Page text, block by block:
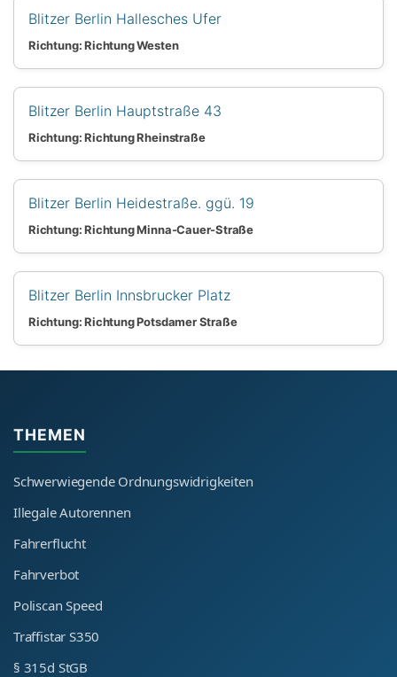
Blitzer Berlin Hallesches Ufer
Richtung: Richtung Westen
Blitzer Berlin Hauptstraße 43
Richtung: Richtung Rheinstraße
Blitzer Berlin Heidestraße. ggü. 19
Richtung: Richtung Minna-Cauer-Straße
Blitzer Berlin Innsbrucker Platz
Richtung: Richtung Potsdamer Straße
THEMEN
Schwerwiegende Ordnungswidrigkeiten
Illegale Autorennen
Fahrerflucht
Fahrverbot
Poliscan Speed
Traffistar S350
§ 315d StGB